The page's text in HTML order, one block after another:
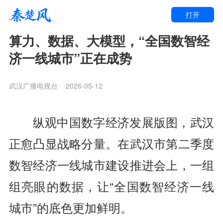
打开
算力、数据、大模型，“全国数智经
济一线城市”正在成势
武汉广播电视台 2026-05-12
纵观中国数字经济发展版图，武汉
正愈凸显战略分量。在武汉市第二季度
数智经济一线城市建设推进会上，一组
组亮眼的数据，让“全国数智经济一线
城市”的底色更加鲜明。